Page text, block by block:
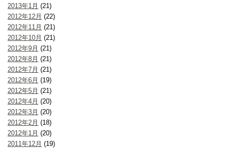
2013年1月 (21)
2012年12月 (22)
2012年11月 (21)
2012年10月 (21)
2012年9月 (21)
2012年8月 (21)
2012年7月 (21)
2012年6月 (19)
2012年5月 (21)
2012年4月 (20)
2012年3月 (20)
2012年2月 (18)
2012年1月 (20)
2011年12月 (19)